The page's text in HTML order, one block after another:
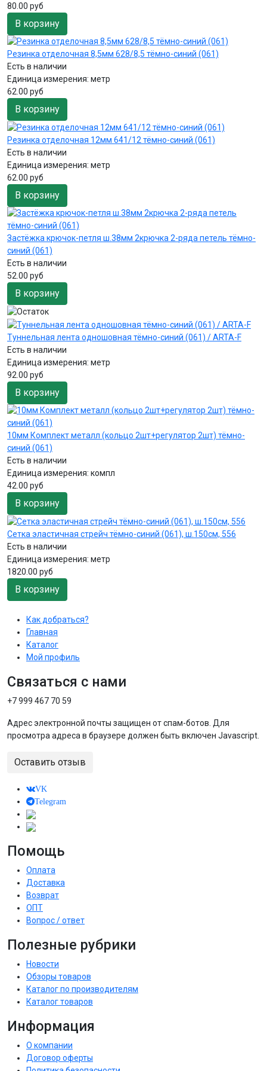
80.00 руб
В корзину
Резинка отделочная 8,5мм 628/8,5 тёмно-синий (061)
Есть в наличии
Единица измерения: метр
62.00 руб
В корзину
Резинка отделочная 12мм 641/12 тёмно-синий (061)
Есть в наличии
Единица измерения: метр
62.00 руб
В корзину
Застёжка крючок-петля ш.38мм 2крючка 2-ряда петель тёмно-
синий (061)
Есть в наличии
52.00 руб
В корзину
Туннельная лента одношовная тёмно-синий (061) / ARTA-F
Есть в наличии
Единица измерения: метр
92.00 руб
В корзину
10мм Комплект металл (кольцо 2шт+регулятор 2шт) тёмно-
синий (061)
Есть в наличии
Единица измерения: компл
42.00 руб
В корзину
Сетка эластичная стрейч тёмно-синий (061), ш.150см, 556
Есть в наличии
Единица измерения: метр
1820.00 руб
В корзину
Как добраться?
Главная
Каталог
Мой профиль
Связаться с нами
+7 999 467 70 59
Адрес электронной почты защищен от спам-ботов. Для
просмотра адреса в браузере должен быть включен Javascript.
Оставить отзыв
VK
Telegram
Помощь
Оплата
Доставка
Возврат
ОПТ
Вопрос / ответ
Полезные рубрики
Новости
Обзоры товаров
Каталог по производителям
Каталог товаров
Информация
О компании
Договор оферты